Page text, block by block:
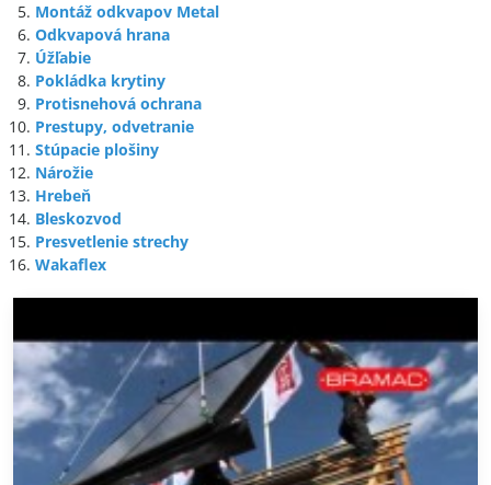
Montáž odkvapov Metal
Odkvapová hrana
Úžľabie
Pokládka krytiny
Protisnehová ochrana
Prestupy, odvetranie
Stúpacie plošiny
Nárožie
Hrebeň
Bleskozvod
Presvetlenie strechy
Wakaflex